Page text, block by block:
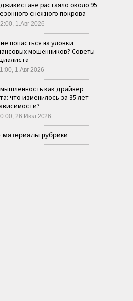
растаяло около 95
снежного покрова
1.Авг 2026
попасться на уловки
мошенников? Советы
1.Авг 2026
как драйвер
что изменилось за 35 лет
26.Июл 2026
материалы рубрики